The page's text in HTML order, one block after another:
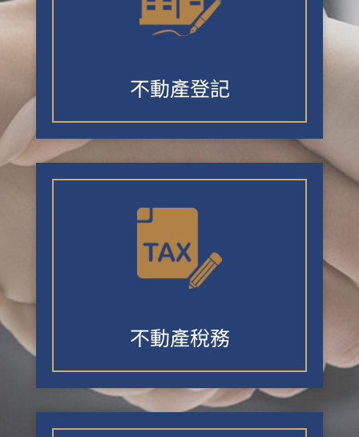
不動產登記
不動產稅務